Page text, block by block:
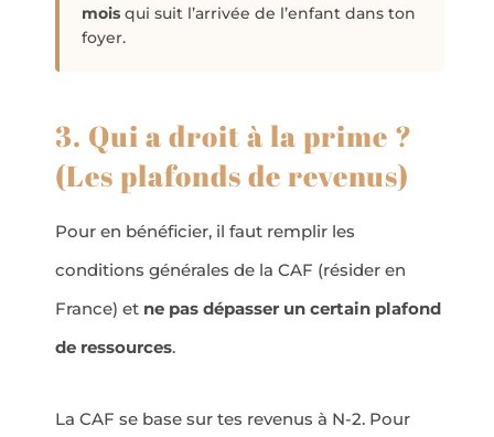
moisqui suit l’arrivée de l’enfant dans ton
foyer.
3. Qui a droit à la prime ?
(Les plafonds de revenus)
Pour en bénéficier, il faut remplir les
conditions générales de la CAF (résider en
France) et ne pas dépasser un certain plafond
de ressources.
La CAF se base sur tes revenus à N-2. Pour